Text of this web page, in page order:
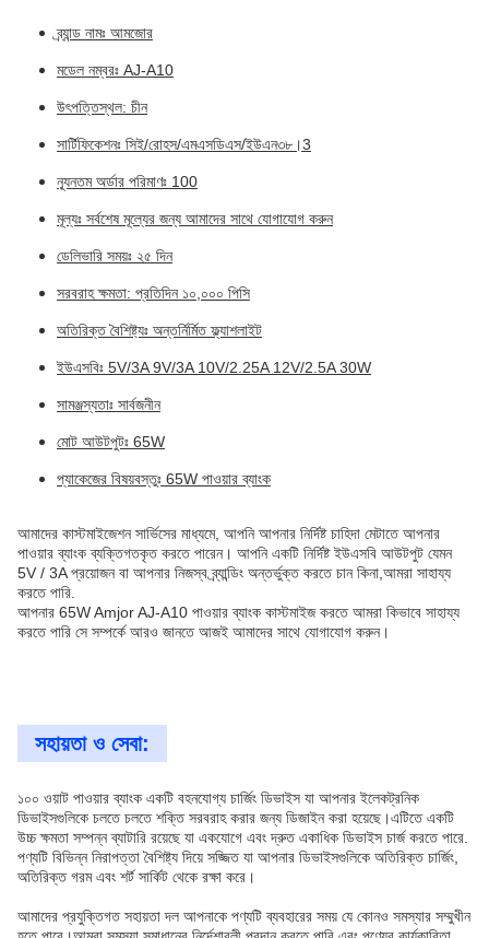
ব্র্যান্ড নামঃ আমজোর
মডেল নম্বরঃ AJ-A10
উৎপত্তিস্থল: চীন
সার্টিফিকেশনঃ সিই/রোহস/এমএসডিএস/ইউএন৩৮।3
ন্যূনতম অর্ডার পরিমাণঃ 100
মূল্যঃ সর্বশেষ মূল্যের জন্য আমাদের সাথে যোগাযোগ করুন
ডেলিভারি সময়ঃ ২৫ দিন
সরবরাহ ক্ষমতা: প্রতিদিন ১০,০০০ পিসি
অতিরিক্ত বৈশিষ্ট্যঃ অন্তর্নির্মিত ফ্ল্যাশলাইট
ইউএসবিঃ 5V/3A 9V/3A 10V/2.25A 12V/2.5A 30W
সামঞ্জস্যতাঃ সার্বজনীন
মোট আউটপুটঃ 65W
প্যাকেজের বিষয়বস্তুঃ 65W পাওয়ার ব্যাংক
আমাদের কাস্টমাইজেশন সার্ভিসের মাধ্যমে, আপনি আপনার নির্দিষ্ট চাহিদা মেটাতে আপনার
পাওয়ার ব্যাংক ব্যক্তিগতকৃত করতে পারেন। আপনি একটি নির্দিষ্ট ইউএসবি আউটপুট যেমন
5V / 3A প্রয়োজন বা আপনার নিজস্ব ব্র্যান্ডিং অন্তর্ভুক্ত করতে চান কিনা,আমরা সাহায্য
করতে পারি.
আপনার 65W Amjor AJ-A10 পাওয়ার ব্যাংক কাস্টমাইজ করতে আমরা কিভাবে সাহায্য
করতে পারি সে সম্পর্কে আরও জানতে আজই আমাদের সাথে যোগাযোগ করুন।
সহায়তা ও সেবা:
১০০ ওয়াট পাওয়ার ব্যাংক একটি বহনযোগ্য চার্জিং ডিভাইস যা আপনার ইলেকট্রনিক
ডিভাইসগুলিকে চলতে চলতে শক্তি সরবরাহ করার জন্য ডিজাইন করা হয়েছে।এটিতে একটি
উচ্চ ক্ষমতা সম্পন্ন ব্যাটারি রয়েছে যা একযোগে এবং দ্রুত একাধিক ডিভাইস চার্জ করতে পারে.
পণ্যটি বিভিন্ন নিরাপত্তা বৈশিষ্ট্য দিয়ে সজ্জিত যা আপনার ডিভাইসগুলিকে অতিরিক্ত চার্জিং,
অতিরিক্ত গরম এবং শর্ট সার্কিট থেকে রক্ষা করে।
আমাদের প্রযুক্তিগত সহায়তা দল আপনাকে পণ্যটি ব্যবহারের সময় যে কোনও সমস্যার সম্মুখীন